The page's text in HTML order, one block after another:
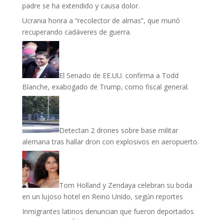
padre se ha extendido y causa dolor.
Ucrania honra a “recolector de almas”, que murió
recuperando cadáveres de guerra.
El Senado de EE.UU. confirma a Todd
Blanche, exabogado de Trump, como fiscal general.
Detectan 2 drones sobre base militar
alemana tras hallar dron con explosivos en aeropuerto.
Tom Holland y Zendaya celebran su boda
en un lujoso hotel en Reino Unido, según reportes
Inmigrantes latinos denuncian que fueron deportados